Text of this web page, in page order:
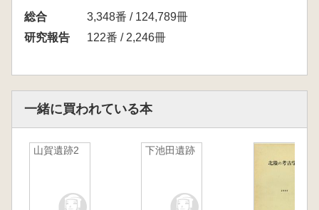
総合
3,348番 / 124,789冊
研究報告
122番 / 2,246冊
一緒に買われている本
山賀遺跡2 下池田遺跡